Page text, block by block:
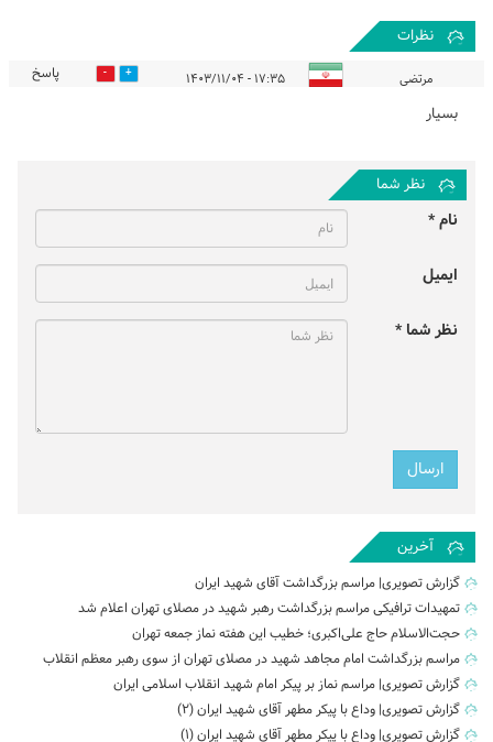
نظرات
مرتضی ۱۷:۳۵ - ۱۴۰۳/۱۱/۰۴ 0 پاسخ
بسیار
نظر شما
نام *
ایمیل
نظر شما *
آخرین
گزارش تصویری| مراسم بزرگداشت آقای شهید ایران
تمهیدات ترافیکی مراسم بزرگداشت رهبر شهید در مصلای تهران اعلام شد
حجت‌الاسلام حاج علی‌اکبری؛ خطیب این هفته نماز جمعه تهران
مراسم بزرگداشت امام مجاهد شهید در مصلای تهران از سوی رهبر معظم انقلاب
گزارش تصویری| مراسم نماز بر پیکر امام شهید انقلاب اسلامی ایران
گزارش تصویری| وداع با پیکر مطهر آقای شهید ایران (2)
گزارش تصویری| وداع با پیکر مطهر آقای شهید ایران (1)